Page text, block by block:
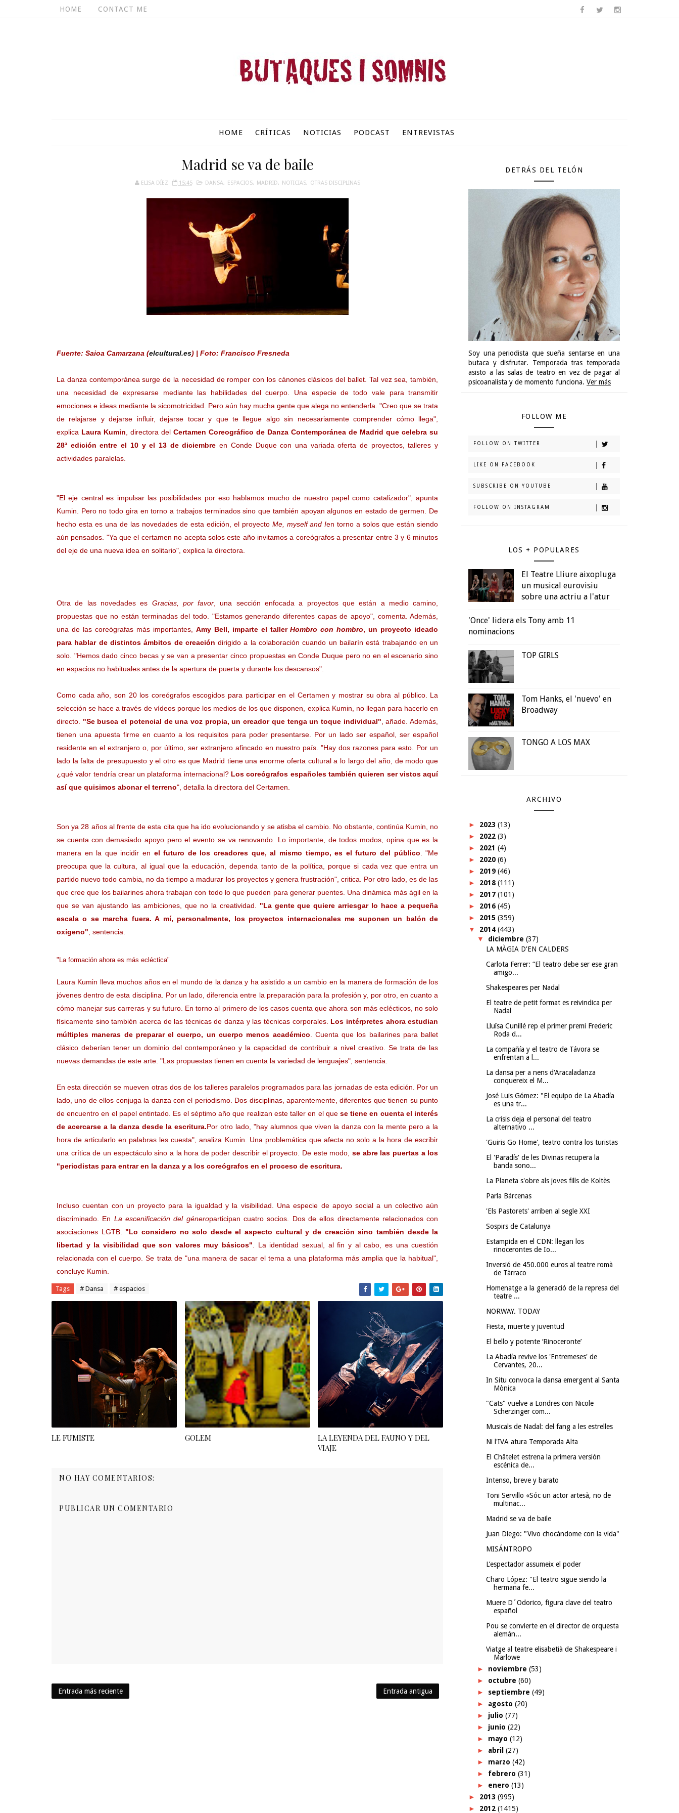
HOME CONTACT ME
HOME CRÍTICAS NOTICIAS PODCAST ENTREVISTAS
Madrid se va de baile
ELISA DÍEZ 15:45 DANSA, ESPACIOS, MADRID, NOTICIAS, OTRAS DISCIPLINAS
Fuente: Saioa Camarzana (elcultural.es) | Foto: Francisco Fresneda
La danza contemporánea surge de la necesidad de romper con los cánones clásicos del ballet. Tal vez sea, también,
una necesidad de expresarse mediante las habilidades del cuerpo. Una especie de todo vale para transmitir
emociones e ideas mediante la sicomotricidad. Pero aún hay mucha gente que alega no entenderla. "Creo que se trata
de relajarse y dejarse influir, dejarse tocar y que te llegue algo sin necesariamente comprender cómo llega",
explica Laura Kumin , directora delCertamen Coreográfico de Danza Contemporánea de Madrid que celebra su
28ª edición entre el 10 y el 13 de diciembre en Conde Duque con una variada oferta de proyectos, talleres y
actividades paralelas.
"El eje central es impulsar las posibilidades por eso hablamos mucho de nuestro papel como catalizador", apunta
Kumin. Pero no todo gira en torno a trabajos terminados sino que también apoyan algunos en estado de germen. De
hecho esta es una de las novedades de esta edición, el proyecto Me, myself and Ien torno a solos que están siendo
aún pensados. "Ya que el certamen no acepta solos este año invitamos a coreógrafos a presentar entre 3 y 6 minutos
del eje de una nueva idea en solitario", explica la directora.
Otra de las novedades es Gracias, por favor , una sección enfocada a proyectos que están a medio camino,
propuestas que no están terminadas del todo. "Estamos generando diferentes capas de apoyo", comenta. Además,
una de las coreógrafas más importantes, Amy Bell, imparte el tallerHombro con hombro, un proyecto ideado
para hablar de distintos ámbitos de creación dirigido a la colaboración cuando un bailarín está trabajando en un
solo. "Hemos dado cinco becas y se van a presentar cinco propuestas en Conde Duque pero no en el escenario sino
en espacios no habituales antes de la apertura de puerta y durante los descansos".
Como cada año, son 20 los coreógrafos escogidos para participar en el Certamen y mostrar su obra al público. La
selección se hace a través de vídeos porque los medios de los que disponen, explica Kumin, no llegan para hacerlo en
directo. "Se busca el potencial de una voz propia, un creador que tenga un toque individual" , añade. Además,
tienen una apuesta firme en cuanto a los requisitos para poder presentarse. Por un lado ser español, ser español
residente en el extranjero o, por último, ser extranjero afincado en nuestro país. "Hay dos razones para esto. Por un
lado la falta de presupuesto y el otro es que Madrid tiene una enorme oferta cultural a lo largo del año, de modo que
¿qué valor tendría crear un plataforma internacional? Los coreógrafos españoles también quieren ser vistos aquí
así que quisimos abonar el terreno", detalla la directora del Certamen.
Son ya 28 años al frente de esta cita que ha ido evolucionando y se atisba el cambio. No obstante, continúa Kumin, no
se cuenta con demasiado apoyo pero el evento se va renovando. Lo importante, de todos modos, opina que es la
manera en la que incidir en el futuro de los creadores que, al mismo tiempo, es el futuro del público . "Me
preocupa que la cultura, al igual que la educación, dependa tanto de la política, porque si cada vez que entra un
partido nuevo todo cambia, no da tiempo a madurar los proyectos y genera frustración", critica. Por otro lado, es de las
que cree que los bailarines ahora trabajan con todo lo que pueden para generar puentes. Una dinámica más ágil en la
que se van ajustando las ambiciones, que no la creatividad. "La gente que quiere arriesgar lo hace a pequeña
escala o se marcha fuera. A mí, personalmente, los proyectos internacionales me suponen un balón de
oxígeno" , sentencia.
"La formación ahora es más ecléctica"
Laura Kumin lleva muchos años en el mundo de la danza y ha asistido a un cambio en la manera de formación de los
jóvenes dentro de esta disciplina. Por un lado, diferencia entre la preparación para la profesión y, por otro, en cuanto a
cómo manejar sus carreras y su futuro. En torno al primero de los casos cuenta que ahora son más eclécticos, no solo
físicamente sino también acerca de las técnicas de danza y las técnicas corporales. Los intérpretes ahora estudian
múltiples maneras de preparar el cuerpo, un cuerpo menos académico . Cuenta que los bailarines para ballet
clásico deberían tener un dominio del contemporáneo y la capacidad de contribuir a nivel creativo. Se trata de las
nuevas demandas de este arte. "Las propuestas tienen en cuenta la variedad de lenguajes", sentencia.
En esta dirección se mueven otras dos de los talleres paralelos programados para las jornadas de esta edición. Por un
lado, uno de ellos conjuga la danza con el periodismo. Dos disciplinas, aparentemente, diferentes que tienen su punto
de encuentro en el papel entintado. Es el séptimo año que realizan este taller en el quese tiene en cuenta el interés
de acercarse a la danza desde la escritura.Por otro lado, "hay alumnos que viven la danza con la mente pero a la
hora de articularlo en palabras les cuesta", analiza Kumin. Una problemática que afecta no solo a la hora de escribir
una crítica de un espectáculo sino a la hora de poder describir el proyecto. De este modo, se abre las puertas a los
"periodistas para entrar en la danza y a los coreógrafos en el proceso de escritura.
Incluso cuentan con un proyecto para la igualdad y la visibilidad. Una especie de apoyo social a un colectivo aún
discriminado. En La escenificación del géneroparticipan cuatro socios. Dos de ellos directamente relacionados con
asociaciones LGTB. "Lo considero no solo desde el aspecto cultural y de creación sino también desde la
libertad y la visibilidad que son valores muy básicos" . La identidad sexual, al fin y al cabo, es una cuestión
relacionada con el cuerpo. Se trata de "una manera de sacar el tema a una plataforma más amplia que la habitual",
concluye Kumin.
Tags # Dansa # espacios
LE FUMISTE GOLEM
LA LEYENDA DEL FAUNO Y DEL
VIAJE
NO HAY COMENTARIOS:
PUBLICAR UN COMENTARIO
Entrada más reciente Entrada antigua
DETRÁS DEL TELÓN
Soy una periodista que sueña sentarse en una
butaca y disfrutar. Temporada tras temporada
asisto a las salas de teatro en vez de pagar al
psicoanalista y de momento funciona. Ver más
FOLLOW ME
FOLLOW ON TWITTER
LIKE ON FACEBOOK
SUBSCRIBE ON YOUTUBE
FOLLOW ON INSTAGRAM
LOS + POPULARES
El Teatre Lliure aixopluga
un musical eurovisiu
sobre una actriu a l'atur
'Once' lidera els Tony amb 11
nominacions
TOP GIRLS
Tom Hanks, el 'nuevo' en
Broadway
TONGO A LOS MAX
ARCHIVO
► 2023 (13)
► 2022 (3)
► 2021 (4)
► 2020 (6)
► 2019 (46)
► 2018 (111)
► 2017 (101)
► 2016 (45)
► 2015 (359)
▼ 2014 (443)
▼ diciembre (37)
LA MÀGIA D'EN CALDERS
Carlota Ferrer: “El teatro debe ser ese gran
amigo...
Shakespeares per Nadal
El teatre de petit format es reivindica per
Nadal
Lluïsa Cunillé rep el primer premi Frederic
Roda d...
La compañía y el teatro de Távora se
enfrentan a l...
La dansa per a nens d'Aracaladanza
conquereix el M...
José Luis Gómez: "El equipo de La Abadía
es una tr...
La crisis deja el personal del teatro
alternativo ...
'Guiris Go Home', teatro contra los turistas
El 'Paradís' de les Divinas recupera la
banda sono...
La Planeta s'obre als joves fills de Koltès
Parla Bárcenas
'Els Pastorets' arriben al segle XXI
Sospirs de Catalunya
Estampida en el CDN: llegan los
rinocerontes de Io...
Inversió de 450.000 euros al teatre romà
de Tàrraco
Homenatge a la generació de la represa del
teatre ...
NORWAY. TODAY
Fiesta, muerte y juventud
El bello y potente ‘Rinoceronte’
La Abadía revive los 'Entremeses' de
Cervantes, 20...
In Situ convoca la dansa emergent al Santa
Mònica
"Cats" vuelve a Londres con Nicole
Scherzinger com...
Musicals de Nadal: del fang a les estrelles
Ni l'IVA atura Temporada Alta
El Châtelet estrena la primera versión
escénica de...
Intenso, breve y barato
Toni Servillo «Sóc un actor artesà, no de
multinac...
Madrid se va de baile
Juan Diego: "Vivo chocándome con la vida"
MISÁNTROPO
L’espectador assumeix el poder
Charo López: "El teatro sigue siendo la
hermana fe...
Muere D´Odorico, figura clave del teatro
español
Pou se convierte en el director de orquesta
alemán...
Viatge al teatre elisabetià de Shakespeare i
Marlowe
► noviembre (53)
► octubre (60)
► septiembre (49)
► agosto (20)
► julio (77)
► junio (22)
► mayo (12)
► abril (27)
► marzo (42)
► febrero (31)
► enero (13)
► 2013 (995)
► 2012 (1415)